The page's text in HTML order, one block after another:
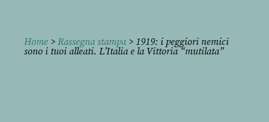
Home > Rassegna stampa> 1919: i peggiori nemici
sono i tuoi alleati. L’Italia e la Vittoria “mutilata”